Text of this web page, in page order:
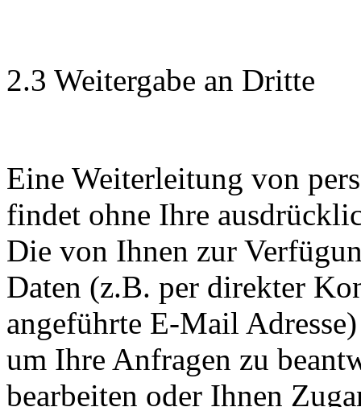
2.3 Weitergabe an Dritte
Eine Weiterleitung von
findet ohne Ihre
Die von Ihnen zur
Daten (z.B. per direkter
angeführte E-Mail
um Ihre Anfragen zu
bearbeiten oder Ihnen